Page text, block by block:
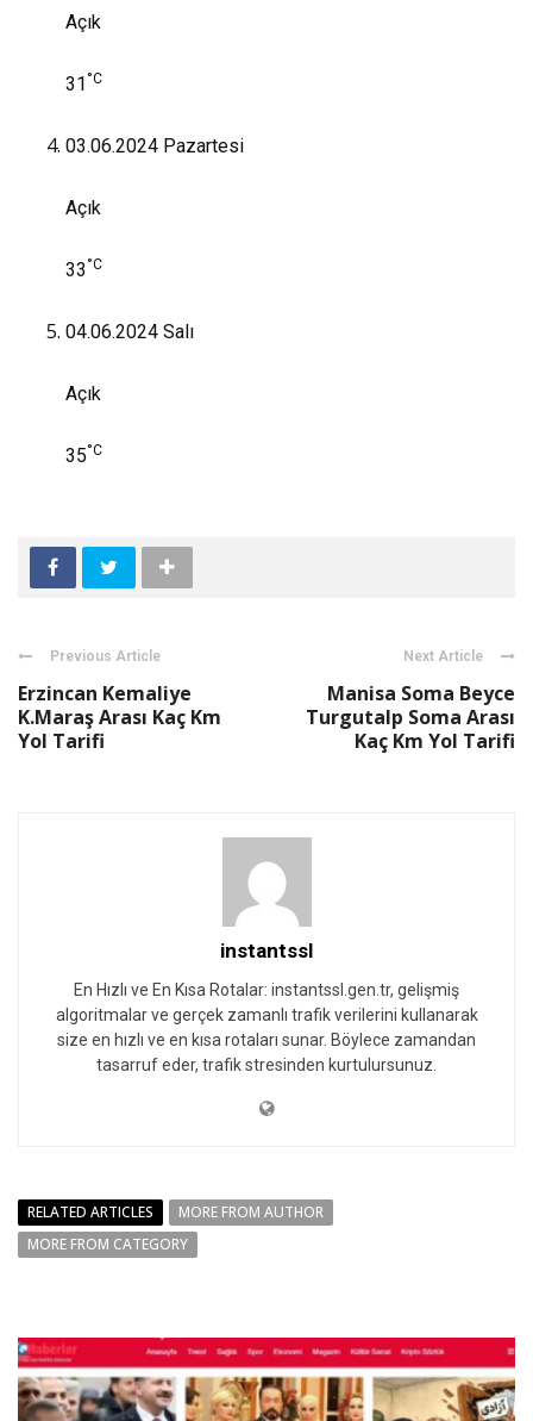
Açık
31 °C
03.06.2024 Pazartesi
Açık
33 °C
04.06.2024 Salı
Açık
35°C
Previous Article
Erzincan Kemaliye
K.Maraş Arası Kaç Km
Yol Tarifi
Next Article
Manisa Soma Beyce
Turgutalp Soma Arası
Kaç Km Yol Tarifi
instantssl
En Hızlı ve En Kısa Rotalar: instantssl.gen.tr, gelişmiş
algoritmalar ve gerçek zamanlı trafik verilerini kullanarak
size en hızlı ve en kısa rotaları sunar. Böylece zamandan
tasarruf eder, trafik stresinden kurtulursunuz.
RELATED ARTICLES
MORE FROM AUTHOR
MORE FROM CATEGORY